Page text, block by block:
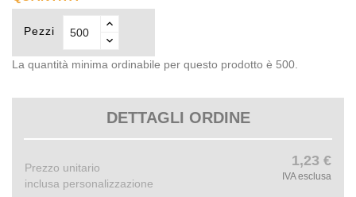
Pezzi
La quantità minima ordinabile per questo prodotto è 500.
DETTAGLI ORDINE
Prezzo unitario
inclusa personalizzazione
1,23 €
IVA esclusa